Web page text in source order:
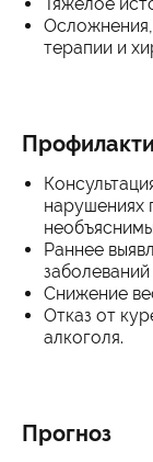
терапии и
нарушениях
Раннее
Снижение
Отказ от
алкоголя.
Прогноз